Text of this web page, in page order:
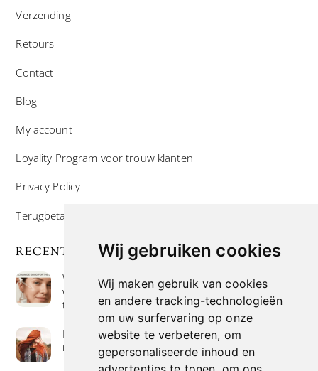
Wij gebruiken cookies
Wij maken gebruik van cookies
en andere tracking-technologieën
om uw surfervaring op onze
website te verbeteren, om
gepersonaliseerde inhoud en
Verzending
Retours
Contact
Blog
My account
Loyality Program voor trouw klanten
Privacy Policy
Terugbetaal- en retourneringsbeleid
RECENTE POSTS
Wat is niacinamide? Voordelen, toepassingen en
waarom het overal in huidverzorgingsproducten
te vinden is
Hoe verf je haar op de meest natuurlijke manier
met henna kleuring